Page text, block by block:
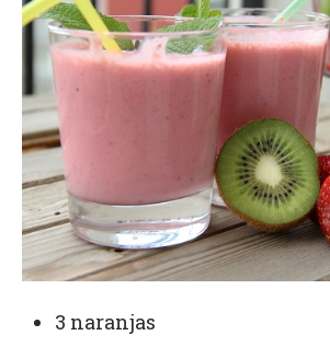
3 naranjas